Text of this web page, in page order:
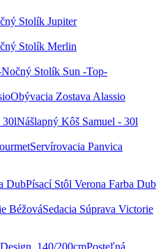
Stolík Jupiter
Stolík Merlin
Nočný Stolík Sun -Top-
Obývacia Zostava Alassio
Nášlapný Kôš Samuel - 30l
Servírovacia Panvica
Písací Stôl Verona Farba Dub
Sedacia Súprava Victorie
Posteľná